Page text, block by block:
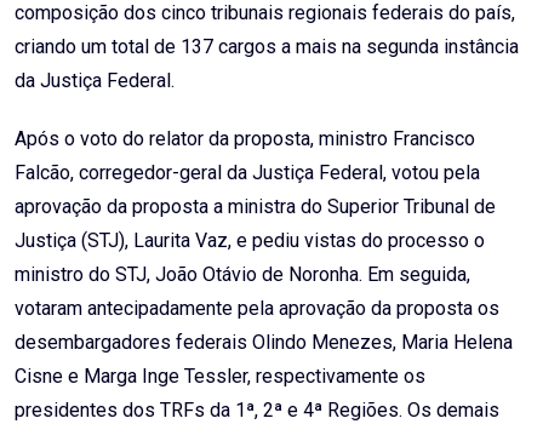
composição dos cinco tribunais regionais federais do país,
criando um total de 137 cargos a mais na segunda instância
da Justiça Federal.
Após o voto do relator da proposta, ministro Francisco
Falcão, corregedor-geral da Justiça Federal, votou pela
aprovação da proposta a ministra do Superior Tribunal de
Justiça (STJ), Laurita Vaz, e pediu vistas do processo o
ministro do STJ, João Otávio de Noronha. Em seguida,
votaram antecipadamente pela aprovação da proposta os
desembargadores federais Olindo Menezes, Maria Helena
Cisne e Marga Inge Tessler, respectivamente os
presidentes dos TRFs da 1ª, 2ª e 4ª Regiões. Os demais